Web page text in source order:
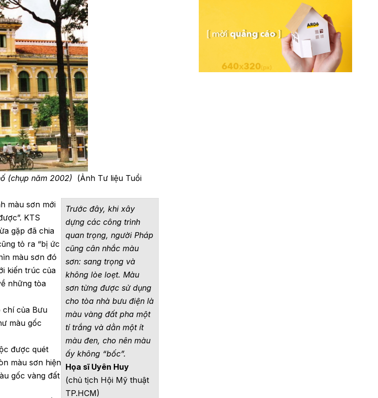
(chụp năm 2002)
(Ảnh Tư liệu Tuổi
Trước đây, khi xây
dựng các công trình
quan trọng, người Pháp
cũng cân nhắc màu
sơn: sang trọng và
không lòe loẹt. Màu
sơn từng được sử dụng
cho tòa nhà bưu điện là
màu vàng đất pha một
tí trắng và dằn một ít
màu đen, cho nên màu
ấy không “bốc”.
Họa sĩ Uyên Huy
(chủ tịch Hội Mỹ thuật
TP.HCM)
màu sơn mới
KTS
gặp đã chia
tỏ ra “bị ức
màu sơn đó
kiến trúc của
những tòa
chí của Bưu
màu gốc
được quét
màu sơn hiện
gốc vàng đất